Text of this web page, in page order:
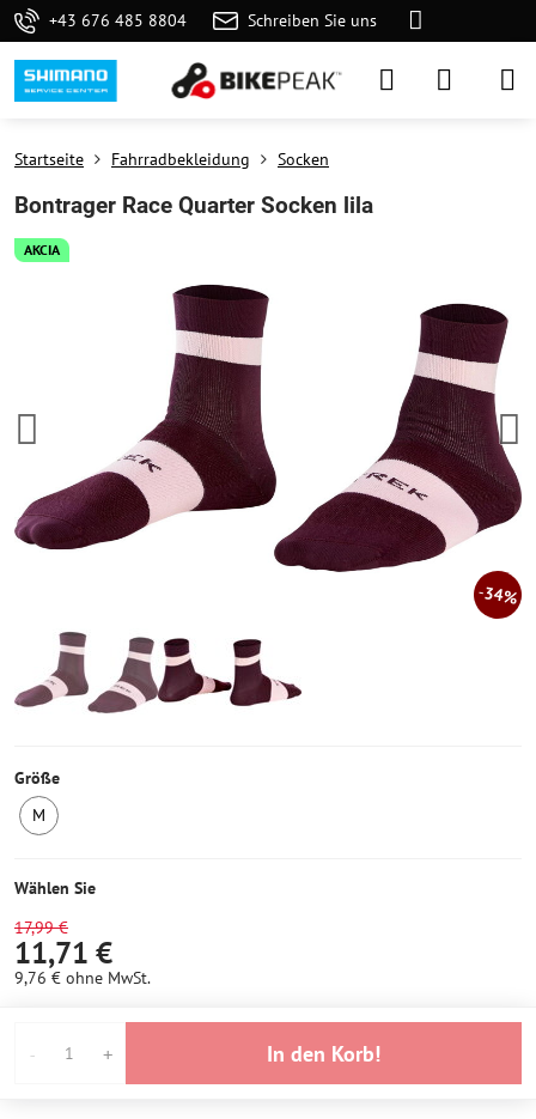
+43 676 485 8804 Schreiben Sie uns
AKCIA
34%
Startseite Fahrradbekleidung Socken
Bontrager Race Quarter Socken lila
Größe
M
auf
Wählen Sie
17,99 €
11,71 €
9,76 € ohne MwSt.
In den Korb!